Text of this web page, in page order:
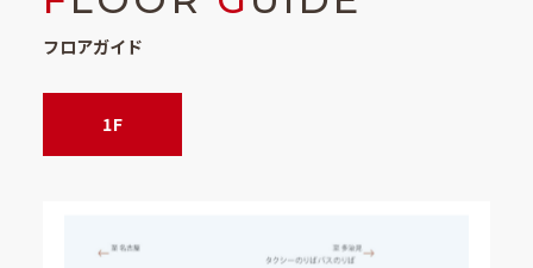
フロアガイド
1F